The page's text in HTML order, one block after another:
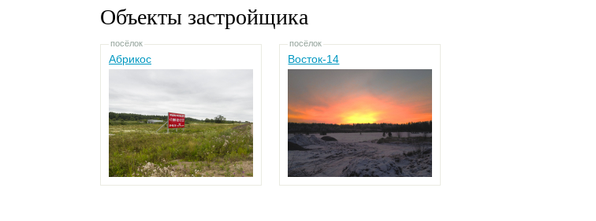
Объекты застройщика
посёлок
Абрикос
посёлок
Восток-14